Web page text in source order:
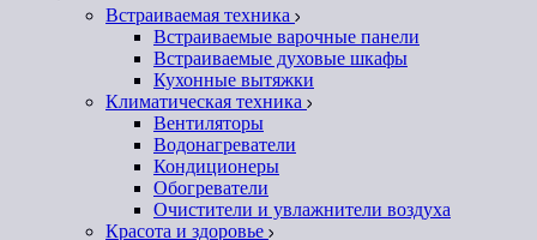
Встраиваемая техника
Встраиваемые варочные панели
Встраиваемые духовые шкафы
Кухонные вытяжки
Климатическая техника
Вентиляторы
Водонагреватели
Кондиционеры
Обогреватели
Очистители и увлажнители воздуха
Красота и здоровье